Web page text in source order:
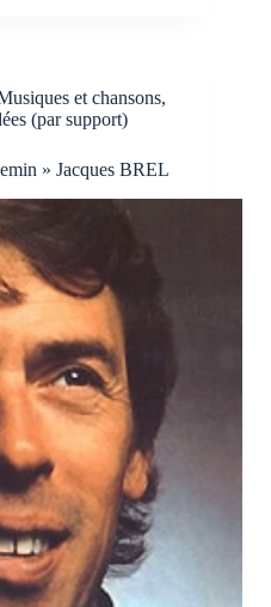
et chansons,
(par support)
» Jacques BREL